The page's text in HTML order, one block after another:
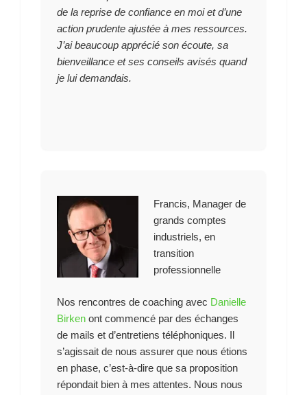
de la reprise de confiance en moi et d’une
action prudente ajustée à mes ressources.
J’ai beaucoup apprécié son écoute, sa
bienveillance et ses conseils avisés quand
je lui demandais.
Francis, Manager de
grands comptes
industriels, en
transition
professionnelle
Nos rencontres de coaching avec Danielle
Birkenont commencé par des échanges
de mails et d’entretiens téléphoniques. Il
s’agissait de nous assurer que nous étions
en phase, c’est-à-dire que sa proposition
répondait bien à mes attentes. Nous nous